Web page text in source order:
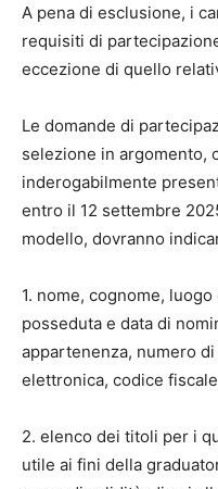
A pena di esclusione, i
requisiti di
eccezione di quello
Le domande di
selezione in argomento,
inderogabilmente
entro il 12 settembre
modello, dovranno
1. nome, cognome,
posseduta e data di
appartenenza, numero
elettronica, codice
2. elenco dei titoli per i
utile ai fini della